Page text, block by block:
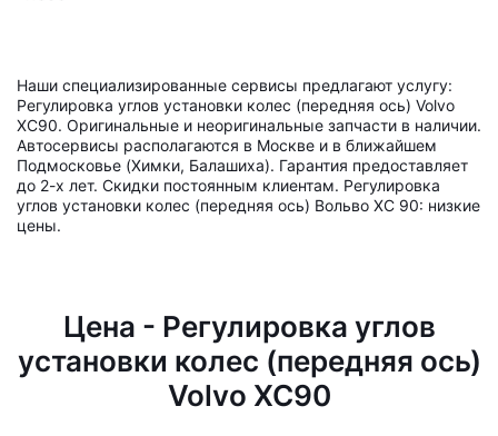
Наши специализированные сервисы предлагают услугу:
Регулировка углов установки колес (передняя ось) Volvo
XC90. Оригинальные и неоригинальные запчасти в наличии.
Автосервисы располагаются в Москве и в ближайшем
Подмосковье (Химки, Балашиха). Гарантия предоставляет
до 2-х лет. Скидки постоянным клиентам. Регулировка
углов установки колес (передняя ось) Вольво ХС 90: низкие
цены.
Цена - Регулировка углов
установки колес (передняя ось)
Volvo XC90